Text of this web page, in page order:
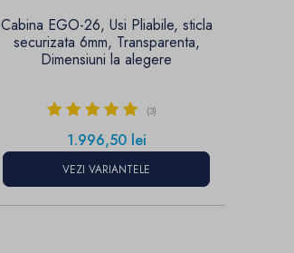
Cabina EGO-26, Usi Pliabile, sticla
securizata 6mm, Transparenta,
Dimensiuni la alegere
(3)
Pret
1.996,50 lei
VEZI VARIANTELE